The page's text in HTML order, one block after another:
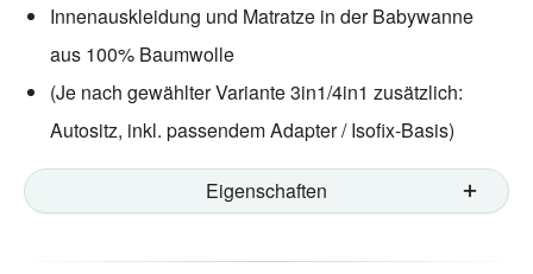
Innenauskleidung und Matratze in der Babywanne
aus 100% Baumwolle
(Je nach gewählter Variante 3in1/4in1 zusätzlich:
Autositz, inkl. passendem Adapter / Isofix-Basis)
Eigenschaften